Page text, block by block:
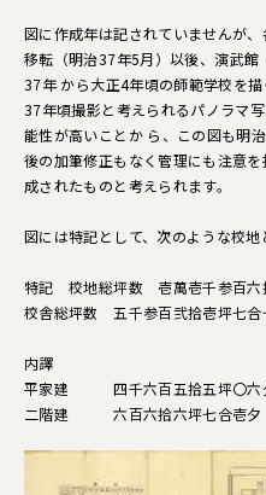
図に作成年は記されていませんが
移転（明治37年5月）以後、演武
37年 から大正4年頃の師範学校を
37年頃撮影と考えられるパノラマ
能性が高いことか ら、この図も明
後の加筆修正もなく管理にも注意
成されたものと考えられます。
図には特記として、次のような校地
特記 校地総坪数 壱萬壱千参百六
校舎総坪数 五千参百弐拾壱坪七合
内譯
平家建 四千六百五拾五坪〇六
二階建 六百六拾六坪七合壱夕